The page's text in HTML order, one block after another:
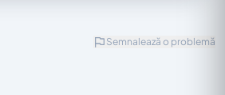
Semnalează o problemă